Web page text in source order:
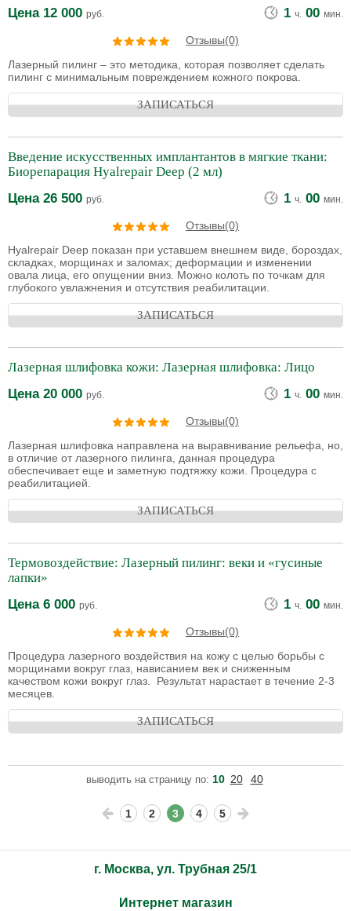
Цена12 000 руб. 1 ч. 00 мин.
Отзывы(0)
Лазерный пилинг – это методика, которая позволяет сделать
пилинг с минимальным повреждением кожного покрова.
ЗАПИСАТЬСЯ
Введение искусственных имплантантов в мягкие ткани:
Биорепарация Hyalrepair Deep (2 мл)
Цена26 500 руб. 1 ч. 00 мин.
Отзывы(0)
Hyalrepair Deep показан при уставшем внешнем виде, бороздах,
складках, морщинах и заломах; деформации и изменении
овала лица, его опущении вниз. Можно колоть по точкам для
глубокого увлажнения и отсутствия реабилитации.
ЗАПИСАТЬСЯ
Лазерная шлифовка кожи: Лазерная шлифовка: Лицо
Цена20 000 руб. 1 ч. 00 мин.
Отзывы(0)
Лазерная шлифовка направлена на выравнивание рельефа, но,
в отличие от лазерного пилинга, данная процедура
обеспечивает еще и заметную подтяжку кожи. Процедура с
реабилитацией.
ЗАПИСАТЬСЯ
Термовоздействие: Лазерный пилинг: веки и «гусиные
лапки»
Цена6 000 руб. 1 ч. 00 мин.
Отзывы(0)
Процедура лазерного воздействия на кожу с целью борьбы с
морщинами вокруг глаз, нависанием век и сниженным
качеством кожи вокруг глаз. Результат нарастает в течение 2-3
месяцев.
ЗАПИСАТЬСЯ
выводить на страницу по: 10 20 40
1 2 3 4 5
г. Москва, ул. Трубная 25/1
Интернет магазин